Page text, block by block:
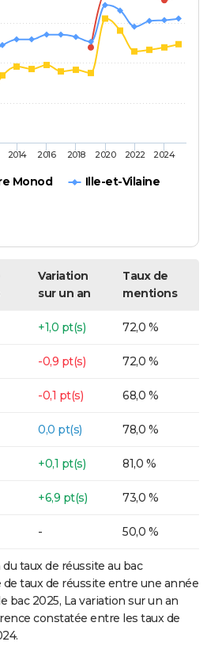
Monod
Ille-et-Vilaine
2014 2016 2018 2020 2022 2024
Variation
sur un an
Taux de
mentions
+1,0 pt(s) 72,0 %
-0,9 pt(s) 72,0 %
-0,1 pt(s) 68,0 %
0,0 pt(s) 78,0 %
+0,1 pt(s) 81,0 %
+6,9 pt(s) 73,0 %
- 50,0 %
taux de réussite au bac
taux de réussite entre une année
bac 2025, La variation sur un an
constatée entre les taux de